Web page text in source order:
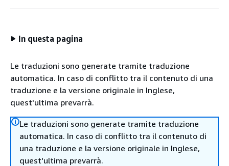
In questa pagina
Le traduzioni sono generate tramite traduzione
automatica. In caso di conflitto tra il contenuto di una
traduzione e la versione originale in Inglese,
quest'ultima prevarrà.
Le traduzioni sono generate tramite traduzione
automatica. In caso di conflitto tra il contenuto di
una traduzione e la versione originale in Inglese,
quest'ultima prevarrà.